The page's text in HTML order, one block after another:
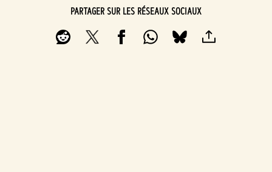
PARTAGER SUR LES RÉSEAUX SOCIAUX